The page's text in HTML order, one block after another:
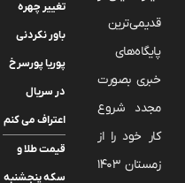
قدیمی‌ترین
پایگاه‌های
خبری بصورت
مجدد شروع
کار خود را از
زمستان 1403
تغییر چهره
باور نکردنی
پوریا پورسرخ
در سریال
اعتراف می کنم
قیمت طلا و
سکه پنجشنبه